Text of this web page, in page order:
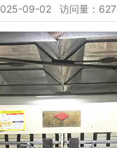
09-02 访问量：627